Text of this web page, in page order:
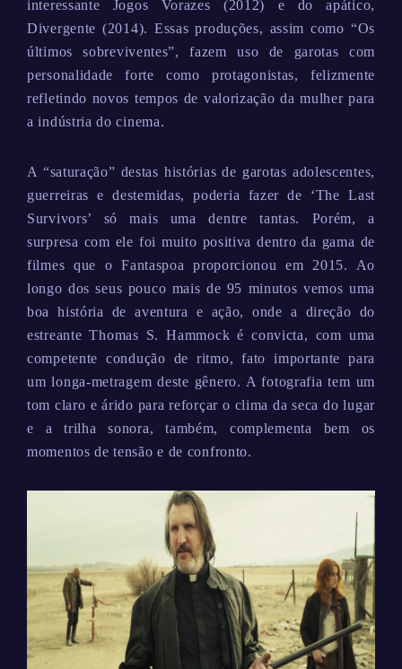
interessante Jogos Vorazes (2012) e do apático,
Divergente (2014). Essas produções, assim como “Os
últimos sobreviventes”, fazem uso de garotas com
personalidade forte como protagonistas, felizmente
refletindo novos tempos de valorização da mulher para
a indústria do cinema.
A “saturação” destas histórias de garotas adolescentes,
guerreiras e destemidas, poderia fazer de ‘The Last
Survivors’ só mais uma dentre tantas. Porém, a
surpresa com ele foi muito positiva dentro da gama de
filmes que o Fantaspoa proporcionou em 2015. Ao
longo dos seus pouco mais de 95 minutos vemos uma
boa história de aventura e ação, onde a direção do
estreante Thomas S. Hammock é convicta, com uma
competente condução de ritmo, fato importante para
um longa-metragem deste gênero. A fotografia tem um
tom claro e árido para reforçar o clima da seca do lugar
e a trilha sonora, também, complementa bem os
momentos de tensão e de confronto.